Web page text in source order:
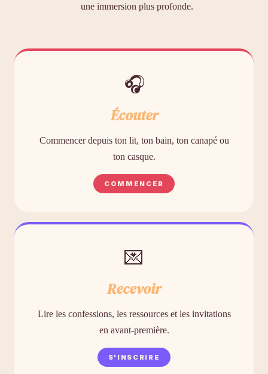
une immersion plus profonde.
🎧
Écouter
Commencer depuis ton lit, ton bain, ton canapé ou
ton casque.
COMMENCER
💌
Recevoir
Lire les confessions, les ressources et les invitations
en avant-première.
S'INSCRIRE